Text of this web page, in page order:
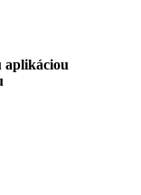
aplikáciou